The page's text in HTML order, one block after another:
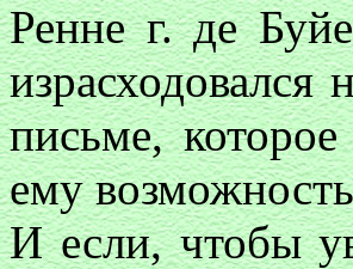
Ренне г. де
израсходовался
письме,
ему
И если, чтобы